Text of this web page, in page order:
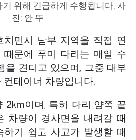
위해 긴급하게 수행됩니다. 사
진: 안 뚜
치민시 남부 지역을 직접 연
때문에 푸미 다리는 매일 수
을 견디고 있으며, 그중 대부
컨테이너 차량입니다.
2km이며, 특히 다리 양쪽 끝
차량이 경사면을 내려갈 때
하기 쉽고 사고가 발생할 때